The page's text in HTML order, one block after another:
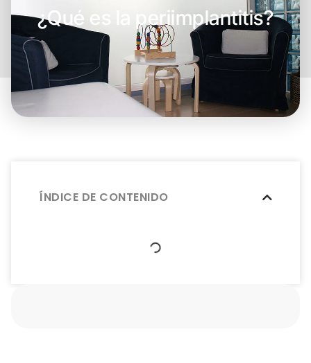
¿Qué es la periimplantitis?
ÍNDICE DE CONTENIDO